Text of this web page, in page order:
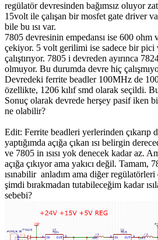
regülatör devresinden bağımsız oluyor
15volt ile çalışan bir mosfet gate driver
bile bu ısı var.
7805 devresinin empedansı ise 600 ohm
çekiyor. 5 volt gerilimi ise sadece bir pici
çalıştırıyor. 7805 i devreden ayırınca
olmuyor. Bu durumda devre hiç
Devredeki ferrite beadler 100MHz de
özellikte, 1206 kılıf smd olarak seçildi.
Sonuç olarak devrede herşey pasif iken
ne olabilir?
Edit: Ferrite beadleri yerlerinden çıkarıp
yaptığımda açığa çıkan ısı belirgin
ve 7805 in ısısı yok denecek kadar az.
açığa çıkıyor ama yakıcı değil.
ısınabilir anladım ama diğer
şimdi bırakmadan tutabileceğim kadar
sebebi?